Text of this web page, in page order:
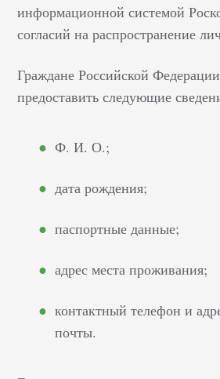
информационной системой
согласий на распространение
Граждане Российской
предоставить следующие
Ф. И. О.;
дата рождения;
паспортные данные;
адрес места проживания;
контактный телефон и
почты.